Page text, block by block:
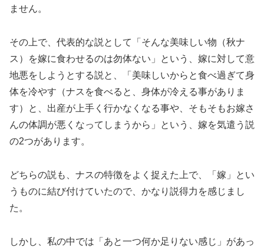
ません。
その上で、代表的な説として「そんな美味しい物（秋ナ
ス）を嫁に食わせるのは勿体ない」という、嫁に対して意
地悪をしようとする説と、「美味しいからと食べ過ぎて身
体を冷やす（ナスを食べると、身体が冷える事がありま
す）と、出産が上手く行かなくなる事や、そもそもお嫁さ
んの体調が悪くなってしまうから」という、嫁を気遣う説
の2つがあります。
どちらの説も、ナスの特徴をよく捉えた上で、「嫁」とい
うものに結び付けていたので、かなり説得力を感じまし
た。
しかし、私の中では「あと一つ何か足りない感じ」があっ